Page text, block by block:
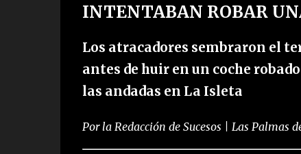
INTENTABAN ROBAR
Los atracadores sembraron el
antes de huir en un coche
las andadas en La Isleta
Por la Redacción de Sucesos | Las Palmas